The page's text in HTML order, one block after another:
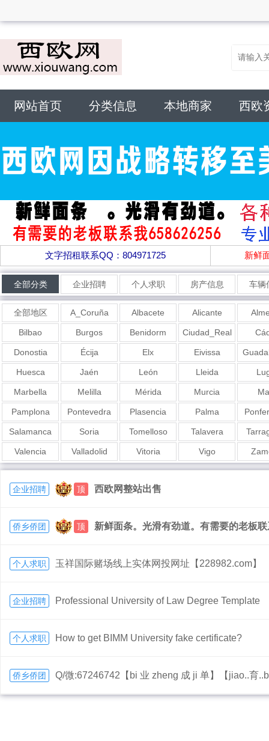
网站首页 分类信息 本地商家 西欧
文字招租联系QQ：804971725 新鲜
全部分类 企业招聘 个人求职 房产信息 车辆
全部地区 A_Coruña Albacete Alicante
Bilbao Burgos Benidorm Ciudad_Real
Donostia Écija Elx Eivissa
Huesca Jaén León Lleida
Marbella Melilla Mérida Murcia
Pamplona Pontevedra Plasencia Palma
Salamanca Soria Tomelloso Talavera
Valencia Valladolid Vitoria Vigo
企业招聘 顶 西欧网整站出售
侨乡侨团 顶 新鲜面条。光滑有劲道。有需要的老板
个人求职 玉祥国际赌场线上实体网投网址【228982.com】
企业招聘 Professional University of Law Degree Template
个人求职 How to get BIMM University fake certificate?
侨乡侨团 Q/微:67246742【bi 业 zheng 成 ji 单】【jiao..育